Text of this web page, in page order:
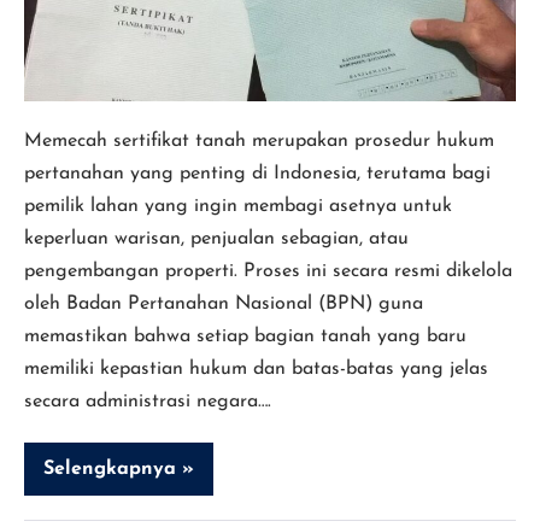
di
BPN
Memecah sertifikat tanah merupakan prosedur hukum
pertanahan yang penting di Indonesia, terutama bagi
pemilik lahan yang ingin membagi asetnya untuk
keperluan warisan, penjualan sebagian, atau
pengembangan properti. Proses ini secara resmi dikelola
oleh Badan Pertanahan Nasional (BPN) guna
memastikan bahwa setiap bagian tanah yang baru
memiliki kepastian hukum dan batas-batas yang jelas
secara administrasi negara….
Selengkapnya »
Panduan
Lengkap
Pecah